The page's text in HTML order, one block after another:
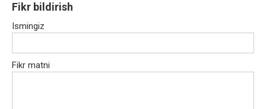
Fikr bildirish
Ismingiz
Fikr matni